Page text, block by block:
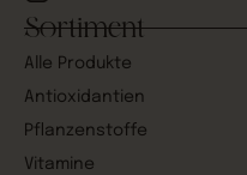
Sortiment
Alle Produkte
Antioxidantien
Pflanzenstoffe
Vitamine